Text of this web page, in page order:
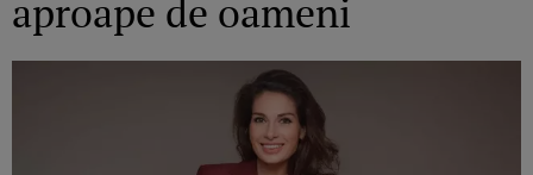
aproape de oameni